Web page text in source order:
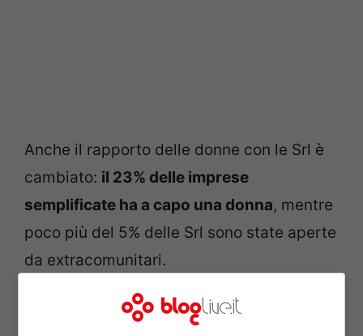
Anche il rapporto delle donne con le Srl è
cambiato: il 23% delle imprese
semplificate ha a capo una donna, mentre
poco più del 5% delle Srl sono state aperte
da extracomunitari.